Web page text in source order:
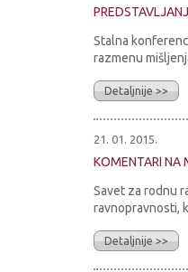
Stalna
razmenu
Detaljnije >>
21. 01. 2015.
KOMENTARI NA
Savet za rodnu
ravnopravnosti,
Detaljnije >>